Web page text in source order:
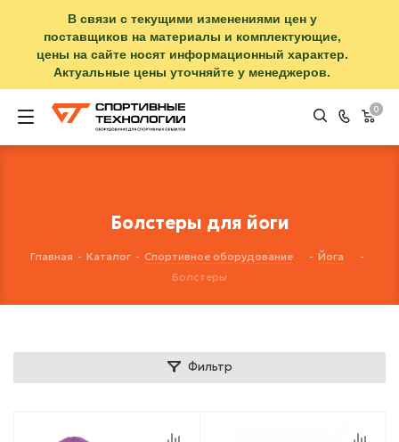
В связи с текущими изменениями цен у
поставщиков на материалы и комплектующие,
цены на сайте носят информационный характер.
Актуальные цены уточняйте у менеджеров.
0
Болстеры для йоги
Главная - Каталог - Спортивное оборудование - Йога
-
Болстеры
Фильтр